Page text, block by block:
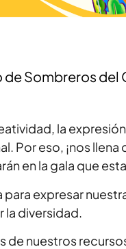
de Sombreros del
la
Por eso, ¡nos llena
en la gala que
expresar
diversidad.
de nuestros